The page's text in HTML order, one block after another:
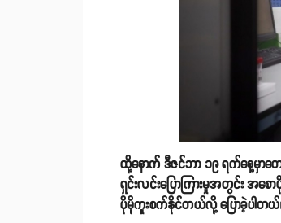
ထို့နောက် ဒီဇင်ဘာ ၁၉ ရက်နေ့မှာတ
ရှင်းလင်းပြောကြားမှုအတွင်း အစ
ပိုမိုကူးစက်နိုင်တယ်လို့ ပြောခဲ့ပါတယ်